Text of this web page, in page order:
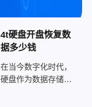
4t硬盘开盘恢复数
据多少钱
在当今数字化时代，
硬盘作为数据存储的